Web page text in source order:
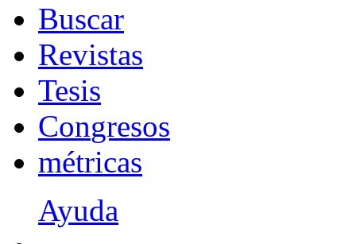
Buscar
Revistas
Tesis
Congresos
métricas
Ayuda